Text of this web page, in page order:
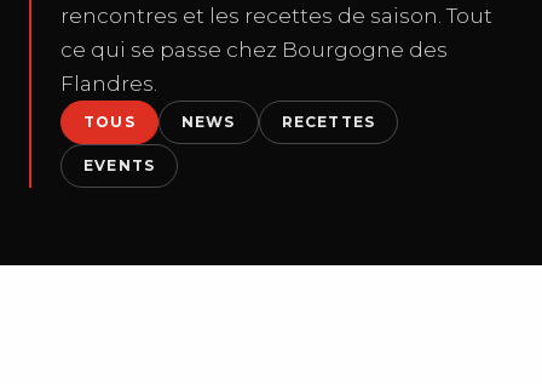
rencontres et les recettes de saison. Tout
ce qui se passe chez Bourgogne des
Flandres.
TOUS NEWS RECETTES
EVENTS